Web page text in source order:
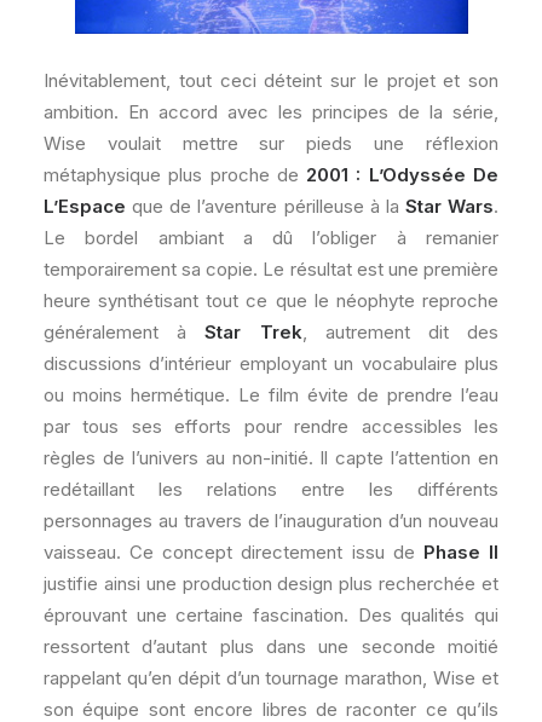
Inévitablement, tout ceci déteint sur le projet et son
ambition. En accord avec les principes de la série,
Wise voulait mettre sur pieds une réflexion
métaphysique plus proche de 2001 : L’Odyssée De
L’Espace que de l’aventure périlleuse à la Star Wars.
Le bordel ambiant a dû l’obliger à remanier
temporairement sa copie. Le résultat est une première
heure synthétisant tout ce que le néophyte reproche
généralement àStar Trek, autrement dit des
discussions d’intérieur employant un vocabulaire plus
ou moins hermétique. Le film évite de prendre l’eau
par tous ses efforts pour rendre accessibles les
règles de l’univers au non-initié. Il capte l’attention en
redétaillant les relations entre les différents
personnages au travers de l’inauguration d’un nouveau
vaisseau. Ce concept directement issu de Phase II
justifie ainsi une production design plus recherchée et
éprouvant une certaine fascination. Des qualités qui
ressortent d’autant plus dans une seconde moitié
rappelant qu’en dépit d’un tournage marathon, Wise et
son équipe sont encore libres de raconter ce qu’ils